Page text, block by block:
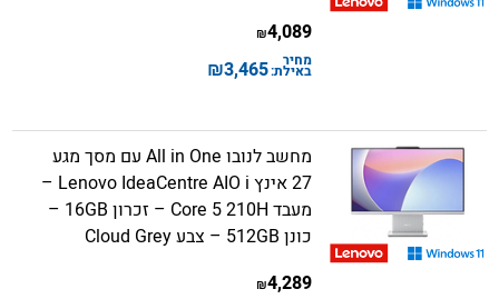
4,089
₪
מחיר
באילת:3,465
₪
מחשב לנובו All in One עם מסך מגע
27 אינץ Lenovo IdeaCentre AIO i –
מעבד Core 5 210H – זכרון 16GB –
כונן 512GB – צבע Cloud Grey
4,289
₪